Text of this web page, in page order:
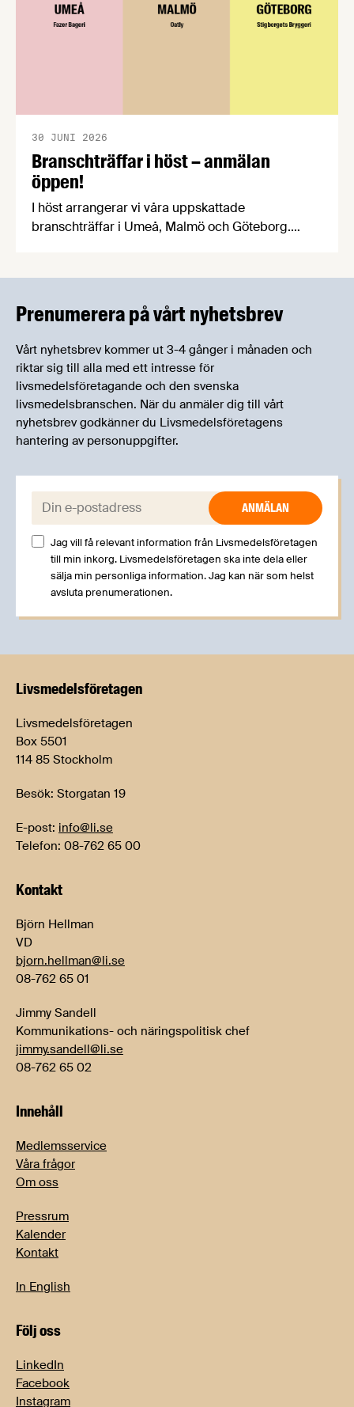
Branschträffar i höst – anmälan
öppen!
30 JUNI 2026
I höst arrangerar vi våra uppskattade
branschträffar i Umeå, Malmö och Göteborg.
Prenumerera på vårt nyhetsbrev
Vårt nyhetsbrev kommer ut 3-4 gånger i månaden och
riktar sig till alla med ett intresse för
livsmedelsföretagande och den svenska
livsmedelsbranschen. När du anmäler dig till vårt
nyhetsbrev godkänner du Livsmedelsföretagens
hantering av personuppgifter.
E-post:
Jag vill få relevant information från Livsmedelsföretagen
till min inkorg. Livsmedelsföretagen ska inte dela eller
sälja min personliga information. Jag kan när som helst
avsluta prenumerationen.
Livsmedels­företagen
Livsmedelsföretagen
Box 5501
114 85 Stockholm
Besök: Storgatan 19
E-post: info@li.se
Telefon: 08-762 65 00
Kontakt
Björn Hellman
VD
bjorn.hellman@li.se
08-762 65 01
Jimmy Sandell
Kommunikations- och näringspolitisk chef
jimmy.sandell@li.se
08-762 65 02
Innehåll
Medlemsservice
Våra frågor
Om oss
Pressrum
Kalender
Kontakt
In English
Följ oss
LinkedIn
Facebook
Instagram